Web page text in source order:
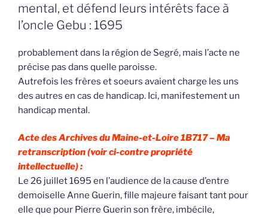
mental, et défend leurs intérêts face à
l’oncle Gebu : 1695
probablement dans la région de Segré, mais l’acte ne
précise pas dans quelle paroisse.
Autrefois les frères et soeurs avaient charge les uns
des autres en cas de handicap. Ici, manifestement un
handicap mental.
Acte des Archives du Maine-et-Loire 1B717 –Ma
retranscription (voir ci-contre propriété
intellectuelle) :
Le 26 juillet 1695 en l’audience de la cause d’entre
demoiselle Anne Guerin, fille majeure faisant tant pour
elle que pour Pierre Guerin son frère, imbécile,